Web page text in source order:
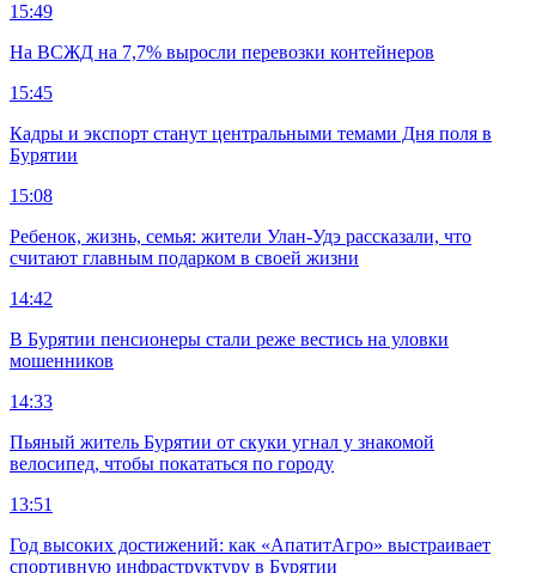
15:49
На ВСЖД на 7,7% выросли перевозки контейнеров
15:45
Кадры и экспорт станут центральными темами Дня поля в
Бурятии
15:08
Ребенок, жизнь, семья: жители Улан-Удэ рассказали, что
считают главным подарком в своей жизни
14:42
В Бурятии пенсионеры стали реже вестись на уловки
мошенников
14:33
Пьяный житель Бурятии от скуки угнал у знакомой
велосипед, чтобы покататься по городу
13:51
Год высоких достижений: как «АпатитАгро» выстраивает
спортивную инфраструктуру в Бурятии